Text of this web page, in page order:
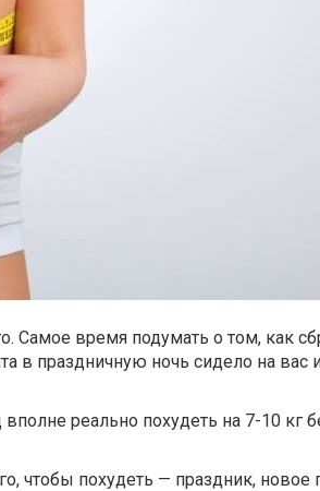
Самое время подумать о том, как
в праздничную ночь сидело на вас
реально похудеть на 7-10 кг
чтобы похудеть — праздник, новое